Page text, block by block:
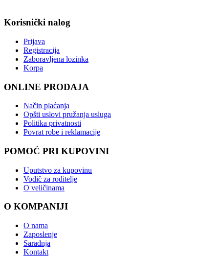
Korisnički nalog
Prijava
Registracija
Zaboravljena lozinka
Korpa
ONLINE PRODAJA
Način plaćanja
Opšti uslovi pružanja usluga
Politika privatnosti
Povrat robe i reklamacije
POMOĆ PRI KUPOVINI
Uputstvo za kupovinu
Vodič za roditelje
O veličinama
O KOMPANIJI
O nama
Zaposlenje
Saradnja
Kontakt